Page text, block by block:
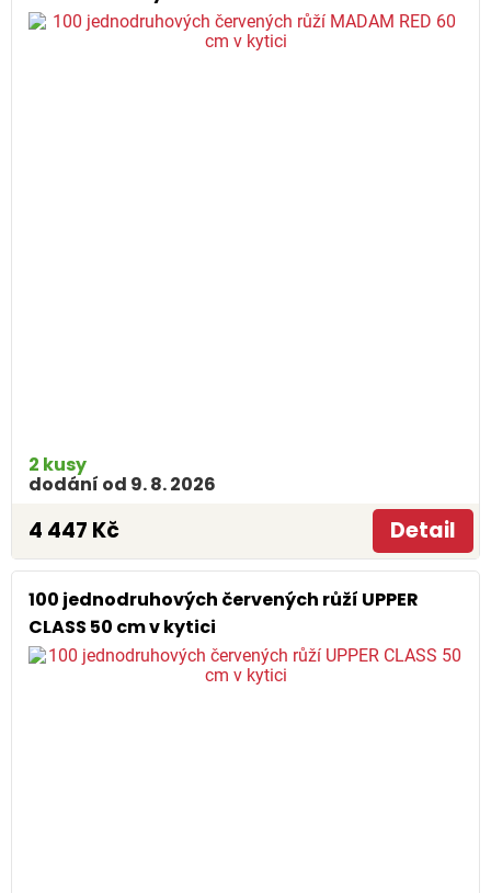
2 kusy
dodání od 9. 8. 2026
4 447 Kč Detail
100 jednodruhových červených růží UPPER
CLASS 50 cm v kytici